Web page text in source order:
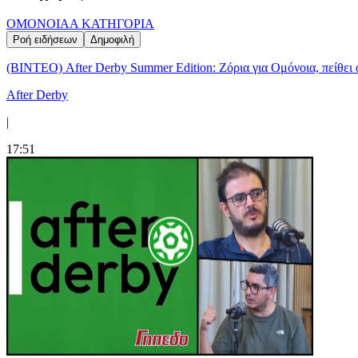
ΟΜΟΝΟΙΑΑ ΚΑΤΗΓΟΡΙΑ
Ροή ειδήσεων Δημοφιλή
(ΒΙΝΤΕΟ) After Derby Summer Edition: Ζόρια για Ομόνοια, πείθει
After Derby
|
17:51